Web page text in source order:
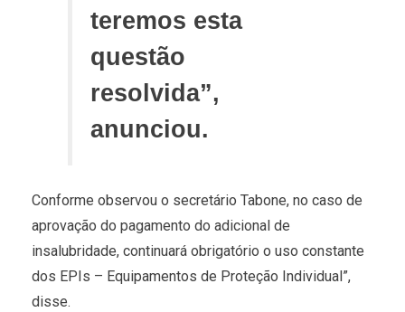
teremos esta
questão
resolvida”,
anunciou.
Conforme observou o secretário Tabone, no caso de
aprovação do pagamento do adicional de
insalubridade, continuará obrigatório o uso constante
dos EPIs – Equipamentos de Proteção Individual”,
disse.